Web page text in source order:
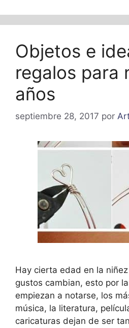
Objetos e
regalos para
años
septiembre 28, 2017 por
Hay cierta edad en la
gustos cambian, esto por
empiezan a notarse, los
música, la literatura,
caricaturas dejan de ser